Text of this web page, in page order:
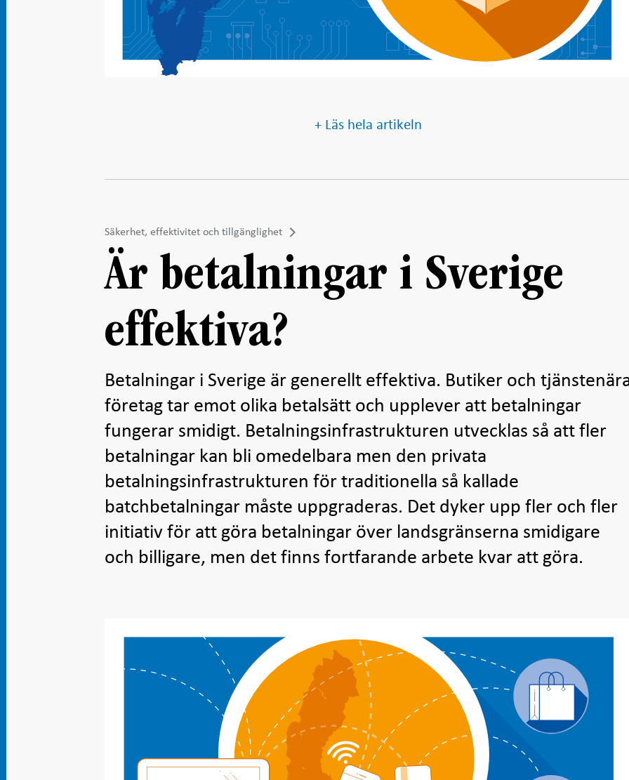
+ Läs hela artikeln
Säkerhet, effektivitet och tillgänglighet
Är betalningar i Sverige
effektiva?
Betalningar i Sverige är generellt effektiva. Butiker och
företag tar emot olika betalsätt och upplever att betalningar
fungerar smidigt. Betalningsinfrastrukturen utvecklas så att fler
betalningar kan bli omedelbara men den privata
betalningsinfrastrukturen för traditionella så kallade
batchbetalningar måste uppgraderas. Det dyker upp fler och fler
initiativ för att göra betalningar över landsgränserna smidigare
och billigare, men det finns fortfarande arbete kvar att göra.